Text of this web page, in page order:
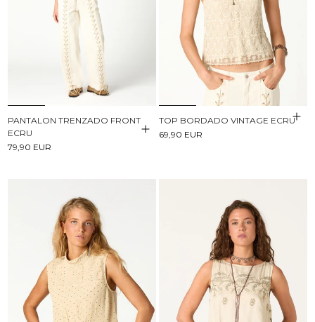
PANTALON TRENZADO FRONT
ECRU
79,90 EUR
TOP BORDADO VINTAGE ECRU
69,90 EUR